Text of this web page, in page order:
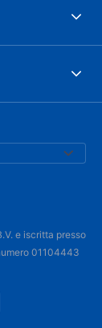
e iscritta presso
01104443